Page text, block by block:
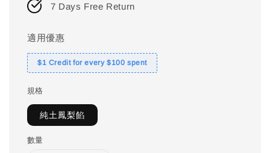
7 Days Free Return
適用優惠
$1 Credit for every $100 spent
規格
純土鳳梨餡
數量